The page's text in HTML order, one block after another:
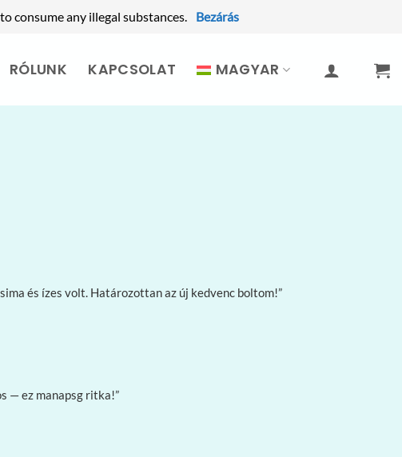
consume any illegal substances.
Bezárás
RÓLUNK KAPCSOLAT MAGYAR
és ízes volt. Határozottan az új kedvenc boltom!”
— ez manapsg ritka!”